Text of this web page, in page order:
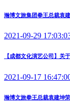
瀚博文旅集团拳王总裁袁
2021-09-29
【成都文化演艺公司】关
2021-09-17
瀚博文旅拳王总裁袁建坤